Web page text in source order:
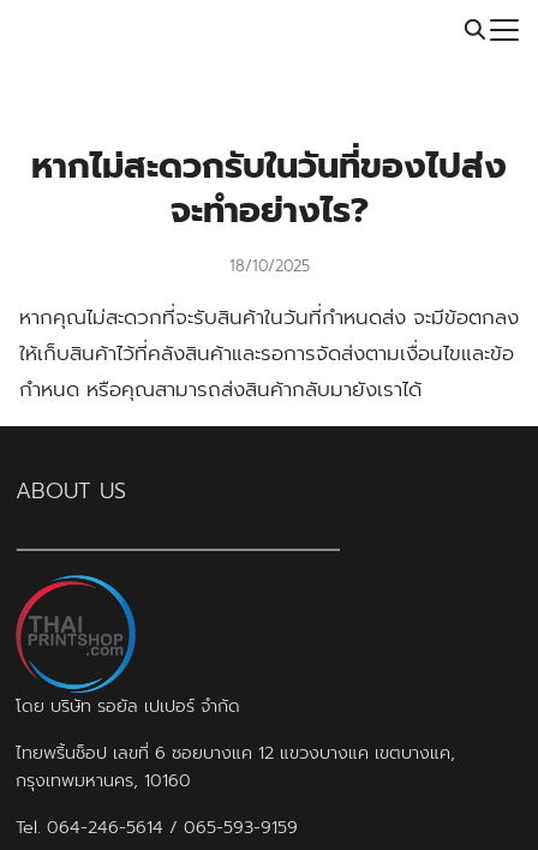
Call: 064-246-5614 | Line: @thaiprintshop
หากไม่สะดวกรับในวันที่ของไปส่ง
จะทำอย่างไร?
18/10/2025
หากคุณไม่สะดวกที่จะรับสินค้าในวันที่กำหนดส่ง จะมีข้อตกลง
ให้เก็บสินค้าไว้ที่คลังสินค้าและรอการจัดส่งตามเงื่อนไขและข้อ
กำหนด หรือคุณสามารถส่งสินค้ากลับมายังเราได้
ABOUT US
โดย บริษัท รอยัล เปเปอร์ จำกัด
ไทยพริ้นช็อป เลขที่ 6 ซอยบางแค 12 แขวงบางแค เขตบางแค,
กรุงเทพมหานคร, 10160
Tel.064-246-5614 /065-593-9159